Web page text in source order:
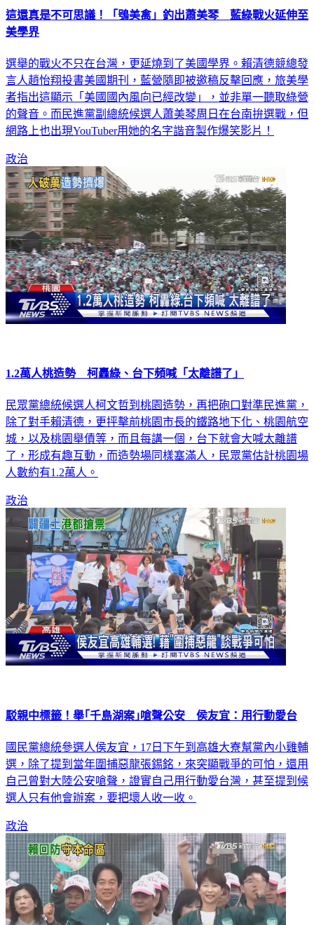
這還真是不可思議！「鴞美禽」釣出蕭美琴 藍綠戰火延伸至
美學界
選舉的戰火不只在台灣，更延燒到了美國學界。賴清德競總發
言人趙怡翔投書美國期刊，藍營隨即被邀稿反擊回應，旅美學
者指出這顯示「美國國內風向已經改變」，並非單一聽取綠營
的聲音。而民進黨副總統候選人蕭美琴周日在台南拚選戰，但
網路上也出現YouTuber用她的名字諧音製作爆笑影片！
政治
1.2萬人桃造勢 柯轟綠、台下頻喊「太離譜了」
民眾黨總統候選人柯文哲到桃園造勢，再把砲口對準民進黨，
除了對手賴清德，更抨擊前桃園市長的鐵路地下化、桃園航空
城，以及桃園舉債等，而且每講一個，台下就會大喊太離譜
了，形成有趣互動，而造勢場同樣塞滿人，民眾黨估計桃園場
人數約有1.2萬人。
政治
駁親中標籤！舉｢千島湖案｣嗆聲公安 侯友宜：用行動愛台
國民黨總統參選人侯友宜，17日下午到高雄大寮幫黨內小雞輔
選，除了提到當年圍捕惡龍張錫銘，來突顯戰爭的可怕，還用
自己曾對大陸公安嗆聲，證實自己用行動愛台灣，甚至提到候
選人只有他會辦案，要把壞人收一收。
政治